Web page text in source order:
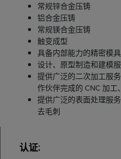
常规锌合金压铸
铝合金压铸
常规镁合金压铸
触变成型
具备内部能力的精密模
设计、原型制造和建模
提供广泛的二次加工服
作伙伴完成的 CNC 加
提供广泛的表面处理服
去毛刺
认证: